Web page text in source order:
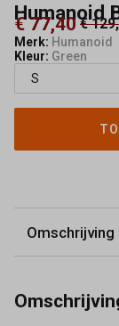
Humanoid
€ 77,40 €
Merk: Humanoid
Kleur: Green
Omschrijving